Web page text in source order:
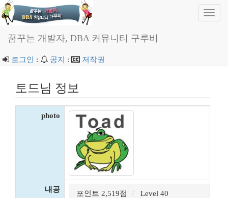
꿈꾸는 개발자, DBA 커뮤니티 구루비
로그인 : 공지 : 저작권
토드님 정보
photo
내공 포인트 2,519점 Level 40